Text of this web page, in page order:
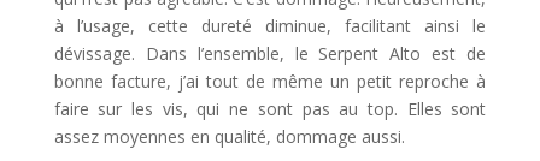
à l’usage, cette dureté diminue, facilitant ainsi le
dévissage. Dans l’ensemble, le Serpent Alto est de
bonne facture, j’ai tout de même un petit reproche à
faire sur les vis, qui ne sont pas au top. Elles sont
assez moyennes en qualité, dommage aussi.